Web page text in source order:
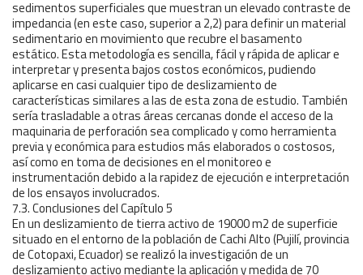
sedimentos superficiales que muestran un elevado contraste de
impedancia (en este caso, superior a 2,2) para definir un material
sedimentario en movimiento que recubre el basamento
estático. Esta metodología es sencilla, fácil y rápida de aplicar e
interpretar y presenta bajos costos económicos, pudiendo
aplicarse en casi cualquier tipo de deslizamiento de
características similares a las de esta zona de estudio. También
sería trasladable a otras áreas cercanas donde el acceso de la
maquinaria de perforación sea complicado y como herramienta
previa y económica para estudios más elaborados o costosos,
así como en toma de decisiones en el monitoreo e
instrumentación debido a la rapidez de ejecución e interpretación
de los ensayos involucrados.
7.3. Conclusiones del Capítulo 5
En un deslizamiento de tierra activo de 19000 m2 de superficie
situado en el entorno de la población de Cachi Alto (Pujilí, provincia
de Cotopaxi, Ecuador) se realizó la investigación de un
deslizamiento activo mediante la aplicación y medida de 70